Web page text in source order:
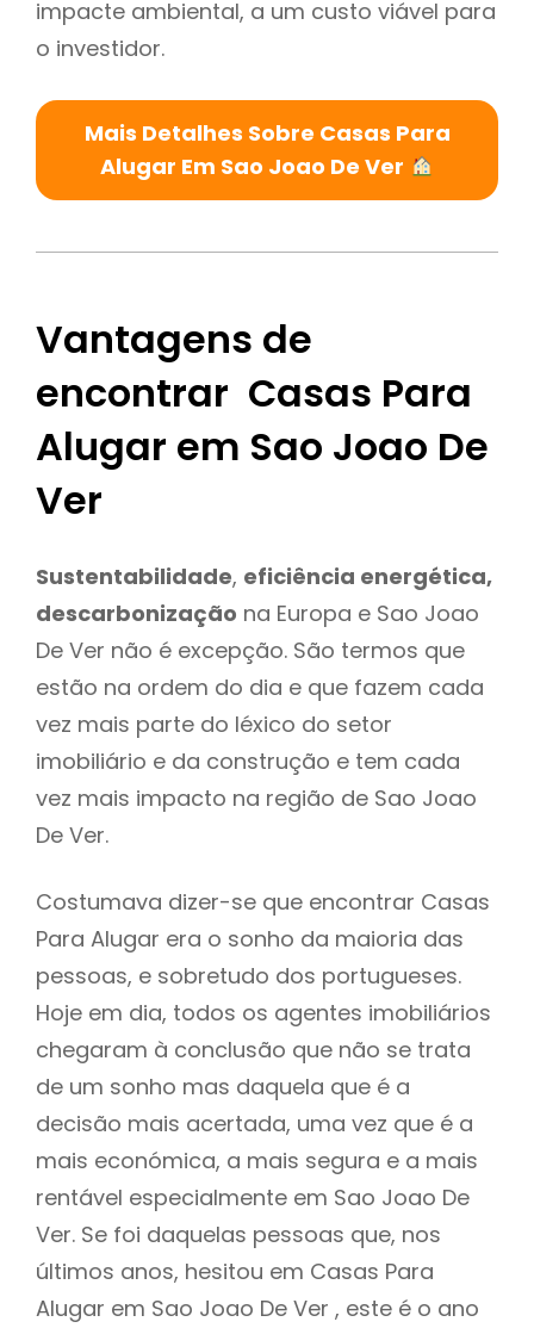
impacte ambiental, a um custo viável para
o investidor.
Mais Detalhes Sobre Casas Para
Alugar Em Sao Joao De Ver
Vantagens de
encontrar Casas Para
Alugar em Sao Joao De
Ver
Sustentabilidade, eficiência energética,
descarbonização na Europa e Sao Joao
De Ver não é excepção. São termos que
estão na ordem do dia e que fazem cada
vez mais parte do léxico do setor
imobiliário e da construção e tem cada
vez mais impacto na região de Sao Joao
De Ver.
Costumava dizer-se que encontrar Casas
Para Alugar era o sonho da maioria das
pessoas, e sobretudo dos portugueses.
Hoje em dia, todos os agentes imobiliários
chegaram à conclusão que não se trata
de um sonho mas daquela que é a
decisão mais acertada, uma vez que é a
mais económica, a mais segura e a mais
rentável especialmente em Sao Joao De
Ver. Se foi daquelas pessoas que, nos
últimos anos, hesitou em Casas Para
Alugar em Sao Joao De Ver , este é o ano